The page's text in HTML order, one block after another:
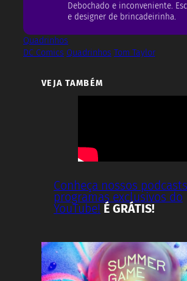
Debochado e inconveniente.
e designer de brincadeirinha.
Quadrinhos
DC Comics Quadrinhos Tom Taylor
VEJA TAMBÉM
Conheça nossos
programas exclusivos do
YouTube! É GRÁTIS!